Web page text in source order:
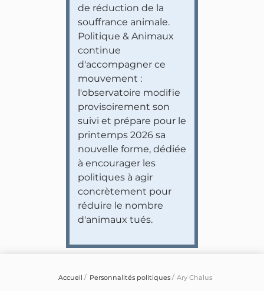
de réduction de la
souffrance animale.
Politique & Animaux
continue
d'accompagner ce
mouvement :
l'observatoire modifie
provisoirement son
suivi et prépare pour le
printemps 2026 sa
nouvelle forme, dédiée
à encourager les
politiques à agir
concrètement pour
réduire le nombre
d'animaux tués.
Accueil Personnalités politiques Ary Chalus